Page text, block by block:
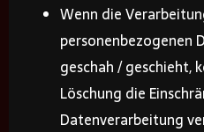
Wenn die
personenbezogenen
geschah / geschieht,
Löschung die
Datenverarbeitung